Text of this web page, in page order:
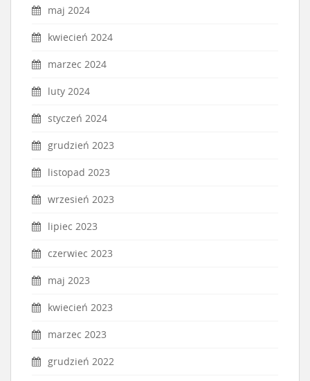
maj 2024
kwiecień 2024
marzec 2024
luty 2024
styczeń 2024
grudzień 2023
listopad 2023
wrzesień 2023
lipiec 2023
czerwiec 2023
maj 2023
kwiecień 2023
marzec 2023
grudzień 2022